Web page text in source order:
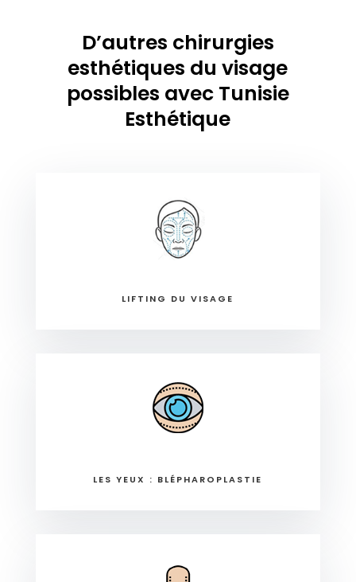
D’autres chirurgies
esthétiques du visage
possibles avec Tunisie
Esthétique
LIFTING DU VISAGE
LES YEUX : BLÉPHAROPLASTIE